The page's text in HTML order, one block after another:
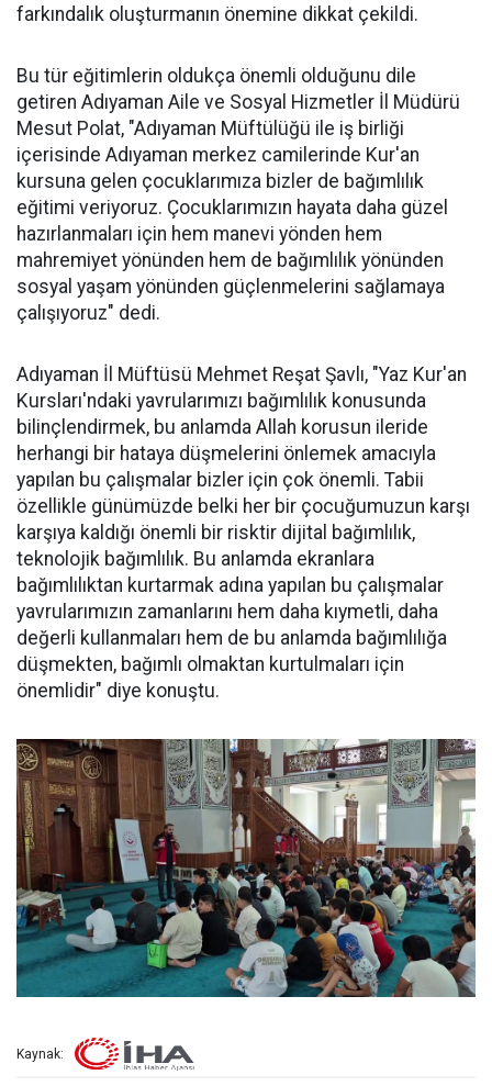
farkındalık oluşturmanın önemine dikkat çekildi.
Bu tür eğitimlerin oldukça önemli olduğunu dile
getiren Adıyaman Aile ve Sosyal Hizmetler İl Müdürü
Mesut Polat, "Adıyaman Müftülüğü ile iş birliği
içerisinde Adıyaman merkez camilerinde Kur'an
kursuna gelen çocuklarımıza bizler de bağımlılık
eğitimi veriyoruz. Çocuklarımızın hayata daha güzel
hazırlanmaları için hem manevi yönden hem
mahremiyet yönünden hem de bağımlılık yönünden
sosyal yaşam yönünden güçlenmelerini sağlamaya
çalışıyoruz" dedi.
Adıyaman İl Müftüsü Mehmet Reşat Şavlı, "Yaz Kur'an
Kursları'ndaki yavrularımızı bağımlılık konusunda
bilinçlendirmek, bu anlamda Allah korusun ileride
herhangi bir hataya düşmelerini önlemek amacıyla
yapılan bu çalışmalar bizler için çok önemli. Tabii
özellikle günümüzde belki her bir çocuğumuzun karşı
karşıya kaldığı önemli bir risktir dijital bağımlılık,
teknolojik bağımlılık. Bu anlamda ekranlara
bağımlılıktan kurtarmak adına yapılan bu çalışmalar
yavrularımızın zamanlarını hem daha kıymetli, daha
değerli kullanmaları hem de bu anlamda bağımlılığa
düşmekten, bağımlı olmaktan kurtulmaları için
önemlidir" diye konuştu.
Kaynak: